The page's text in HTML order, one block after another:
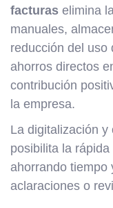
facturas elimina
manuales,
reducción del uso
ahorros directos
contribución
la empresa.
La digitalización y
posibilita la
ahorrando tiempo
aclaraciones o